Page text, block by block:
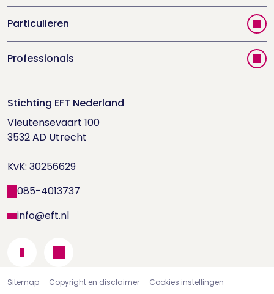
Particulieren
Vind jouw therapeut
Videoportal
Doe de relatietest
Houd me Vast-bijeenkomsten
Professionals
Trainingen
Supervisorenlijst
Nieuwsbrief ontvangen?
Wetenschappelijk onderzoek
Stichting EFT Nederland
Vleutensevaart 100
3532 AD Utrecht
KvK: 30256629
085-4013737
info@eft.nl
Sitemap Copyright en disclaimer Cookies instellingen